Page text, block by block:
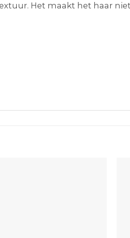
Het maakt het haar